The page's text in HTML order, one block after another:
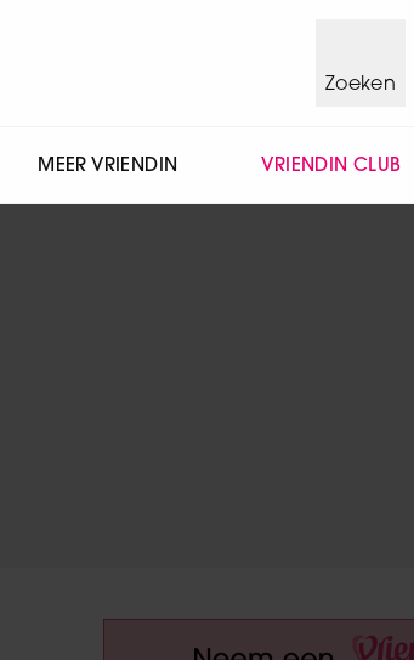
Zoeken
MEER VRIENDIN VRIENDIN CLUB